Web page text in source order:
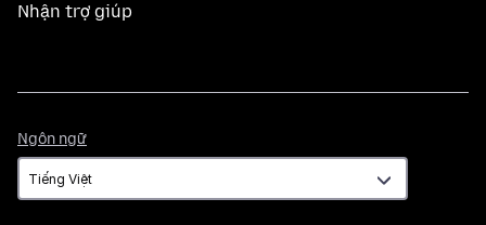
Nhận trợ giúp
Ngôn ngữ
ngữ